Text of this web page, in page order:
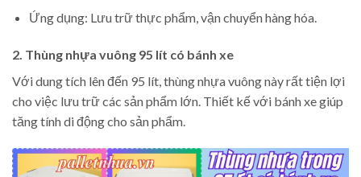
Ứng dụng: Lưu trữ thực phẩm, vận chuyển hàng hóa.
2. Thùng nhựa vuông 95 lít có bánh xe
Với dung tích lên đến 95 lít, thùng nhựa vuông này rất tiện lợi
cho việc lưu trữ các sản phẩm lớn. Thiết kế với bánh xe giúp
tăng tính di động cho sản phẩm.